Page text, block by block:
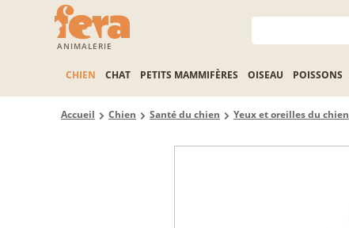
ANIMALERIE
CHIEN CHAT PETITS MAMMIFÈRES OISEAU POISSONS
Accueil Chien Santé du chien Yeux et oreilles du chien